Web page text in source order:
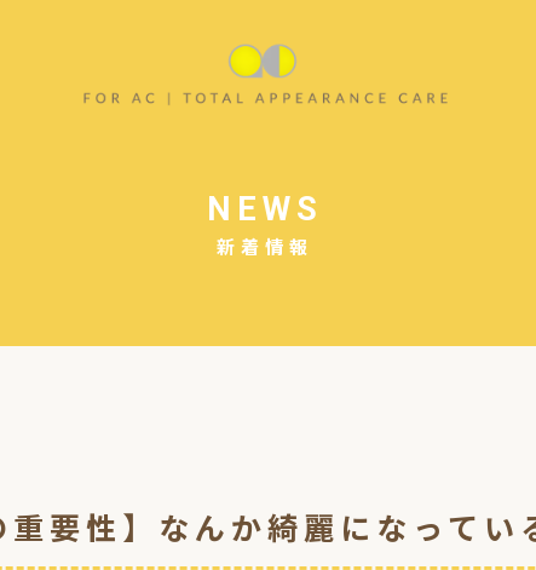
新着情報
NEWS
重要性】なんか綺麗になって